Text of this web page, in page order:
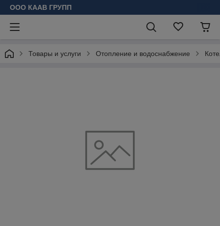
ООО КААВ ГРУПП
Товары и услуги Отопление и водоснабжение